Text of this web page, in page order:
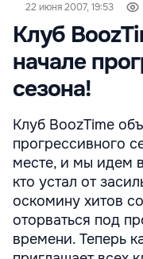
22 июня 2007, 19:53
Клуб
начале
сезона!
Клуб BoozTime
прогрессивного
месте, и мы идем
кто устал от
оскомину хитов
оторваться под
времени. Теперь